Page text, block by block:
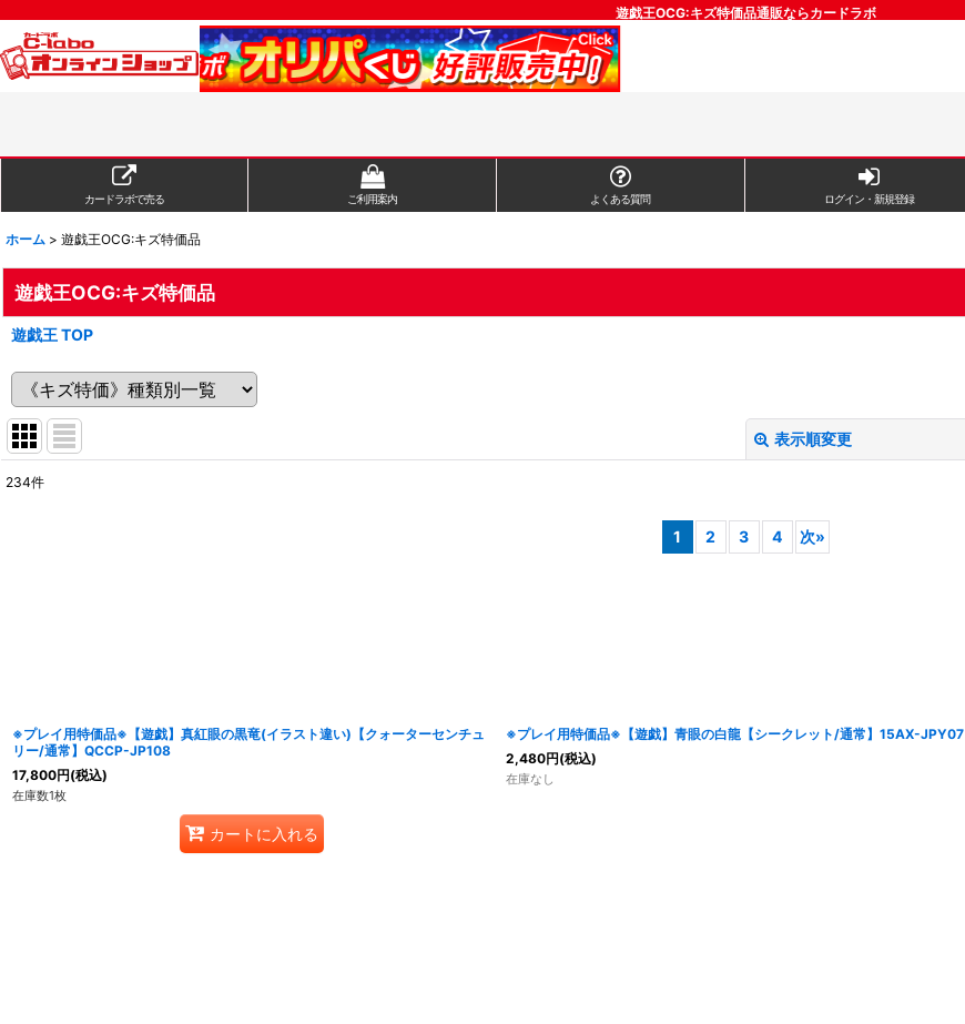
遊戯王OCG:キズ特価品通販ならカードラボ
カードラボで売る ご利用案内 よくある質問 ログイン・新規登録
ホーム > 遊戯王OCG:キズ特価品
遊戯王OCG:キズ特価品
遊戯王 TOP
表示順変更
絞り込む
234件
1 2 3 4 次»
※プレイ用特価品※【遊戯】真紅眼の黒竜(イラスト違い)【クォーターセンチュ
リー/通常】QCCP-JP108
17,800円(税込)
在庫数1枚
カートに入れる
※プレイ用特価品※【遊戯】青眼の白龍【シークレット/通常】15AX-JPY07
2,480円(税込)
在庫なし